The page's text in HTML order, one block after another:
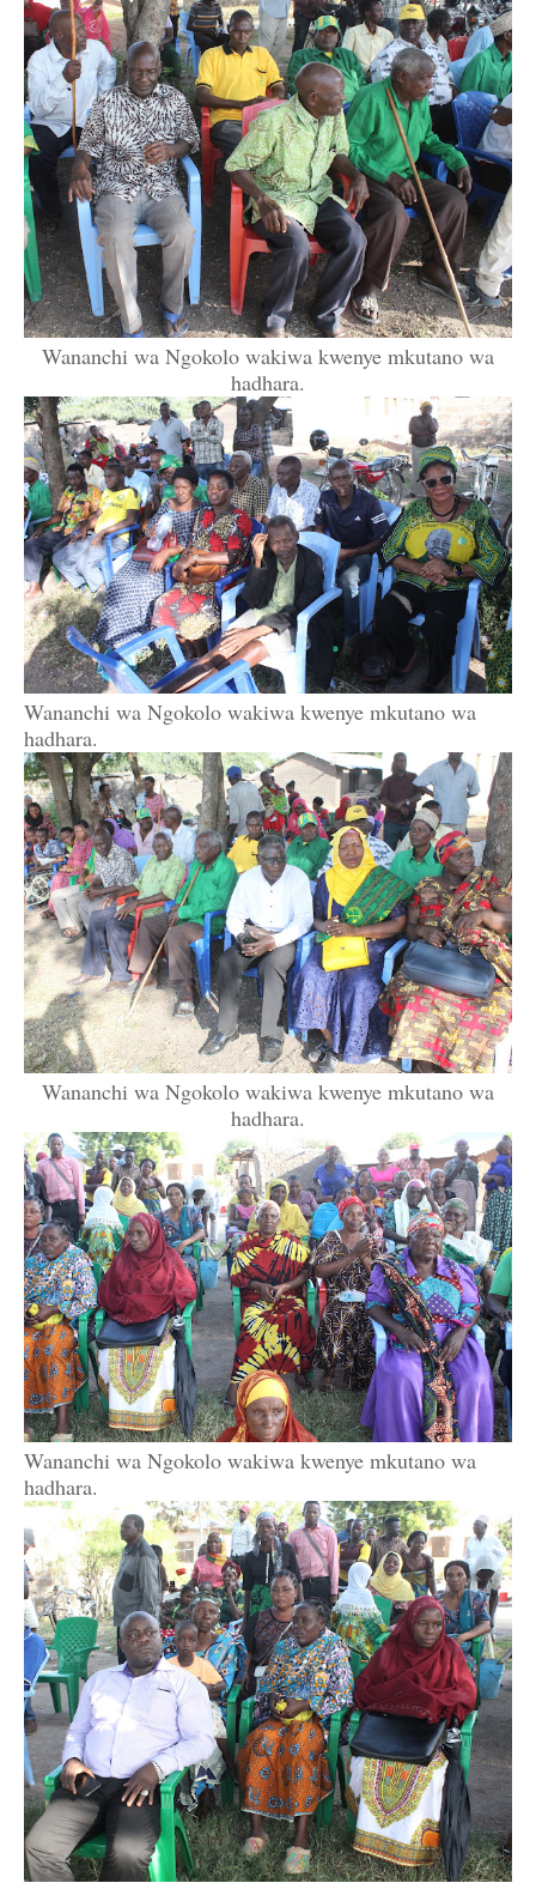
Wananchi wa Ngokolo wakiwa kwenye mkutano wa
hadhara.
Wananchi wa Ngokolo wakiwa kwenye mkutano wa
hadhara.
Wananchi wa Ngokolo wakiwa kwenye mkutano wa
hadhara.
Wananchi wa Ngokolo wakiwa kwenye mkutano wa
hadhara.